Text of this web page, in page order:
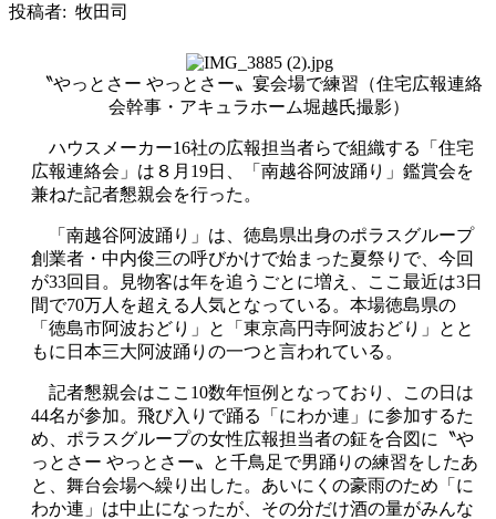
投稿者: 牧田司
〝やっとさー やっとさー〟宴会場で練習（住宅広報連絡
会幹事・アキュラホーム堀越氏撮影）
ハウスメーカー16社の広報担当者らで組織する「住宅
広報連絡会」は８月19日、「南越谷阿波踊り」鑑賞会を
兼ねた記者懇親会を行った。
「南越谷阿波踊り」は、徳島県出身のポラスグループ
創業者・中内俊三の呼びかけで始まった夏祭りで、今回
が33回目。見物客は年を追うごとに増え、ここ最近は3日
間で70万人を超える人気となっている。本場徳島県の
「徳島市阿波おどり」と「東京高円寺阿波おどり」とと
もに日本三大阿波踊りの一つと言われている。
記者懇親会はここ10数年恒例となっており、この日は
44名が参加。飛び入りで踊る「にわか連」に参加するた
め、ポラスグループの女性広報担当者の鉦を合図に〝や
っとさー やっとさー〟と千鳥足で男踊りの練習をしたあ
と、舞台会場へ繰り出した。あいにくの豪雨のため「に
わか連」は中止になったが、その分だけ酒の量がみんな